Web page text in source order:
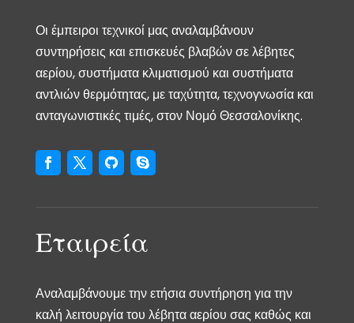
Οι έμπειροι τεχνικοί μας αναλαμβάνουν
συντηρήσεις και επισκευές βλαβών σε λέβητες
αερίου, συστήματα κλιματισμού και συστήματα
αντλιών θερμότητας, με ταχύτητα, τεχνογνωσία και
ανταγωνιστικές τιμές, στον Νομό Θεσσαλονίκης.
Εταιρεία
Αναλαμβάνουμε την ετήσια συντήρηση για την
καλή λειτουργία του λέβητα αερίου σας καθώς και